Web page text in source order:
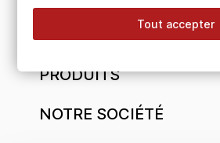
PRODUITS
NOTRE SOCIÉTÉ
Tout accepter